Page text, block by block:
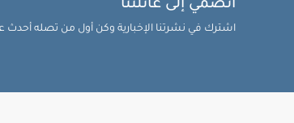
انضمي إلى عائلتنا
اشترك في نشرتنا الإخبارية وكن أول من تصله أحدث